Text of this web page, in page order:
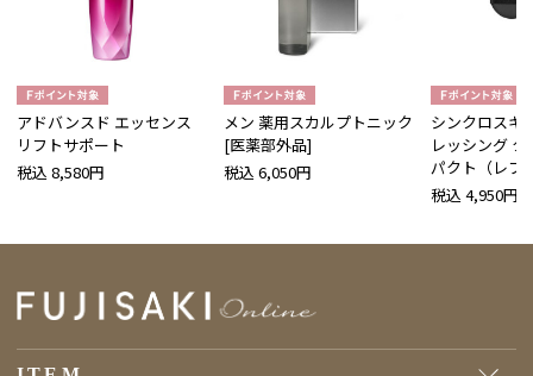
アドバンスド エッセンス
リフトサポート
税込 8,580円
メン 薬用スカルプトニック
[医薬部外品]
税込 6,050円
シンクロスキ
レッシング
パクト（レフ
税込 4,950円